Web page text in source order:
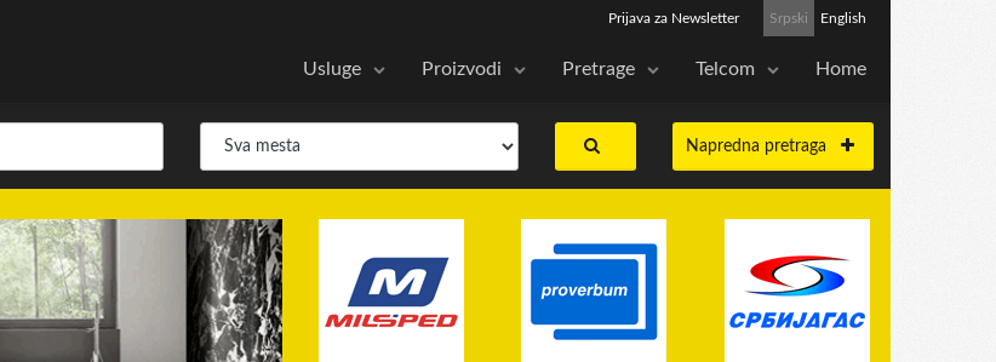
Srpski English
Prijava za Newsletter
Usluge Proizvodi Pretrage Telcom Home
Napredna pretraga